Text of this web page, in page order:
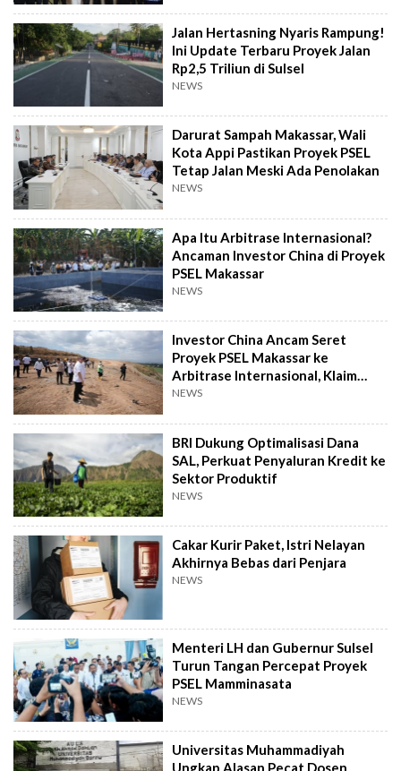
Jalan Hertasning Nyaris Rampung!
Ini Update Terbaru Proyek Jalan
Rp2,5 Triliun di Sulsel
NEWS
Darurat Sampah Makassar, Wali
Kota Appi Pastikan Proyek PSEL
Tetap Jalan Meski Ada Penolakan
NEWS
Apa Itu Arbitrase Internasional?
Ancaman Investor China di Proyek
PSEL Makassar
NEWS
Investor China Ancam Seret
Proyek PSEL Makassar ke
Arbitrase Internasional, Klaim
Rugi Rp2,4 T
NEWS
BRI Dukung Optimalisasi Dana
SAL, Perkuat Penyaluran Kredit ke
Sektor Produktif
NEWS
Cakar Kurir Paket, Istri Nelayan
Akhirnya Bebas dari Penjara
NEWS
Menteri LH dan Gubernur Sulsel
Turun Tangan Percepat Proyek
PSEL Mamminasata
NEWS
Universitas Muhammadiyah